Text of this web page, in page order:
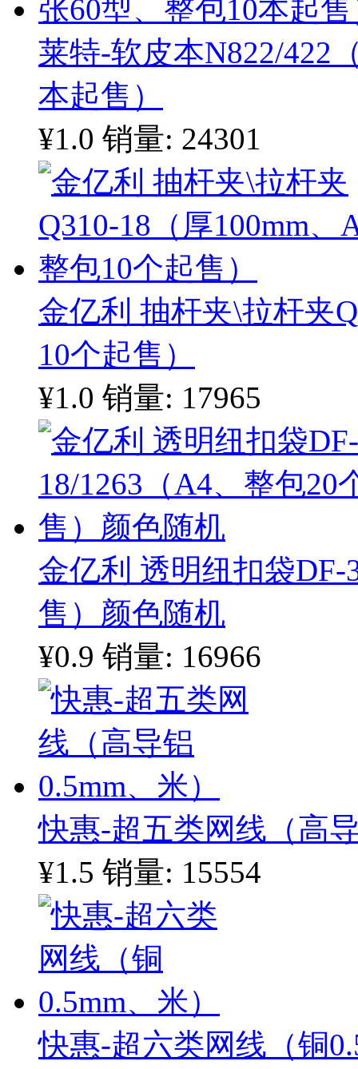
莱特-软皮本N822/422
本起售）
¥1.0 销量: 24301
金亿利 抽杆夹\拉杆夹
10个起售）
¥1.0 销量: 17965
金亿利 透明纽扣袋DF-
售）颜色随机
¥0.9 销量: 16966
快惠-超五类网线（高
¥1.5 销量: 15554
快惠-超六类网线（铜